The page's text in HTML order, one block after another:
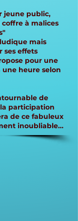
jeune public,
à malices
mais
ses effets
pour une
heure selon
de
participation
de ce fabuleux
inoubliable…